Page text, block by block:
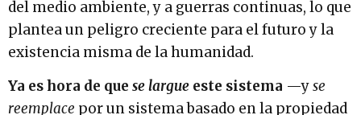
del medio ambiente, y a guerras continuas, lo que
plantea un peligro creciente para el futuro y la
existencia misma de la humanidad.
Ya es hora de que se largue este sistema —yse
reemplace por un sistema basado en la propiedad